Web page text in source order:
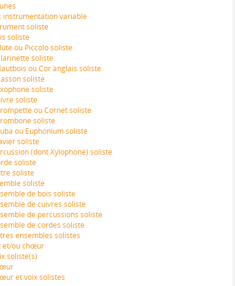
instrumentation variable
soliste
soliste
ou Piccolo soliste
soliste
ou Cor anglais soliste
soliste
soliste
soliste
ou Cornet soliste
soliste
ou Euphonium soliste
soliste
(dont Xylophone) soliste
soliste
soliste
soliste
de bois soliste
de cuivres soliste
de percussions soliste
de cordes soliste
ensembles solistes
et/ou chœur
soliste(s)
et voix solistes